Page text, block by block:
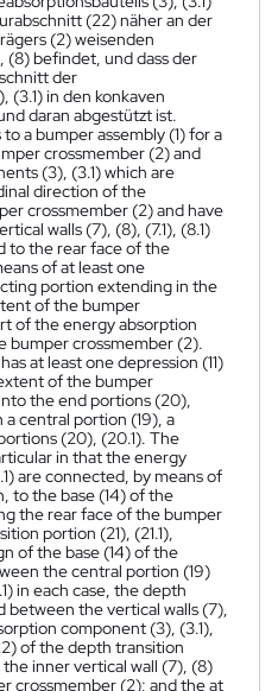
(22) näher an der
(2) weisenden
(8) befindet, und dass der
der
(3.1) in den konkaven
daran abgestützt ist.
a bumper assembly (1) for a
crossmember (2) and
(3), (3.1) which are
direction of the
crossmember (2) and have
walls (7), (8), (7.1), (8.1)
to the rear face of the
of at least one
portion extending in the
of the bumper
of the energy absorption
bumper crossmember (2).
at least one depression (11)
of the bumper
the end portions (20),
a central portion (19), a
(20), (20.1). The
in that the energy
are connected, by means of
to the base (14) of the
the rear face of the bumper
portion (21), (21.1),
of the base (14) of the
the central portion (19)
in each case, the depth
the vertical walls (7),
component (3), (3.1),
of the depth transition
inner vertical wall (7), (8)
crossmember (2); and the at